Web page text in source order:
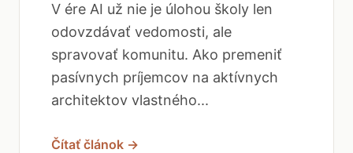
V ére AI už nie je úlohou školy len
odovzdávať vedomosti, ale
spravovať komunitu. Ako premeniť
pasívnych príjemcov na aktívnych
architektov vlastného...
Čítať článok →